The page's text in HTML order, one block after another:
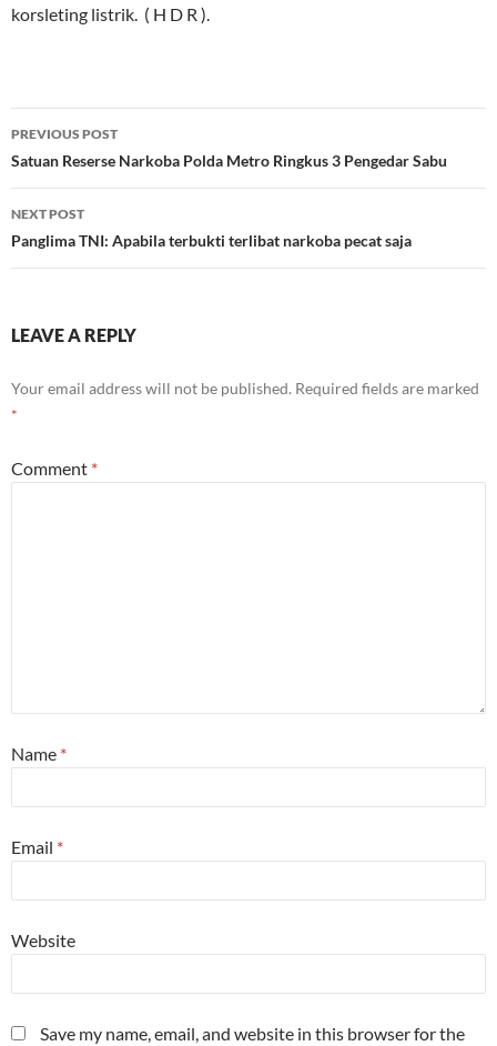
korsleting listrik. ( H D R ).
Post
navigation
PREVIOUS POST
Satuan Reserse Narkoba Polda Metro Ringkus 3 Pengedar Sabu
NEXT POST
Panglima TNI: Apabila terbukti terlibat narkoba pecat saja
LEAVE A REPLY
Your email address will not be published. Required fields are marked
*
Comment *
Name *
Email *
Website
Save my name, email, and website in this browser for the